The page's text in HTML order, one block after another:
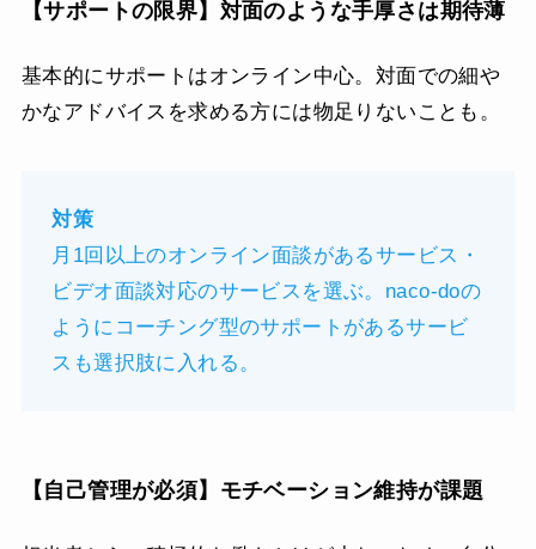
【サポートの限界】対面のような手厚さは期待薄
基本的にサポートはオンライン中心。対面での細や
かなアドバイスを求める方には物足りないことも。
対策
月1回以上のオンライン面談があるサービス・
ビデオ面談対応のサービスを選ぶ。naco-doの
ようにコーチング型のサポートがあるサービ
スも選択肢に入れる。
【自己管理が必須】モチベーション維持が課題